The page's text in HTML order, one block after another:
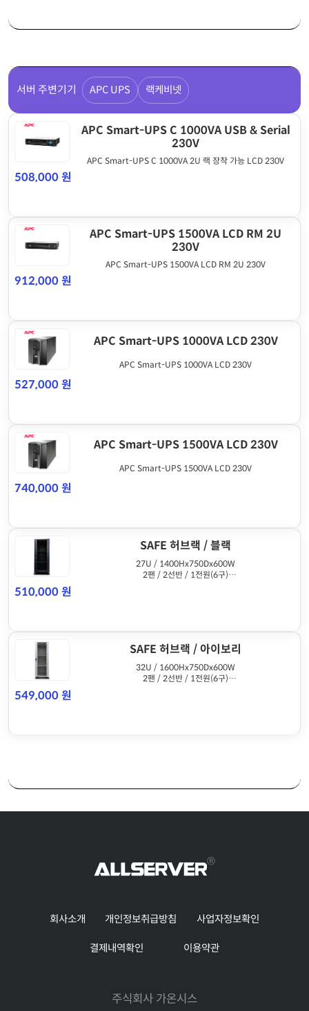
서버 주변기기 APC UPS 랙케비넷
APC Smart-UPS C 1000VA USB & Serial
230V
APC Smart-UPS C 1000VA 2U 랙 장착 가능 LCD 230V
508,000 원
APC Smart-UPS 1500VA LCD RM 2U
230V
APC Smart-UPS 1500VA LCD RM 2U 230V
912,000 원
APC Smart-UPS 1000VA LCD 230V
APC Smart-UPS 1000VA LCD 230V
527,000 원
APC Smart-UPS 1500VA LCD 230V
APC Smart-UPS 1500VA LCD 230V
740,000 원
SAFE 허브랙 / 블랙
27U / 1400Hx750Dx600W
2팬 / 2선반 / 1전원(6구)
510,000 원
SAFE 허브랙 / 아이보리
32U / 1600Hx750Dx600W
2팬 / 2선반 / 1전원(6구)
549,000 원
회사소개 개인정보취급방침 사업자정보확인
결제내역확인 이용약관
주식회사 가온시스